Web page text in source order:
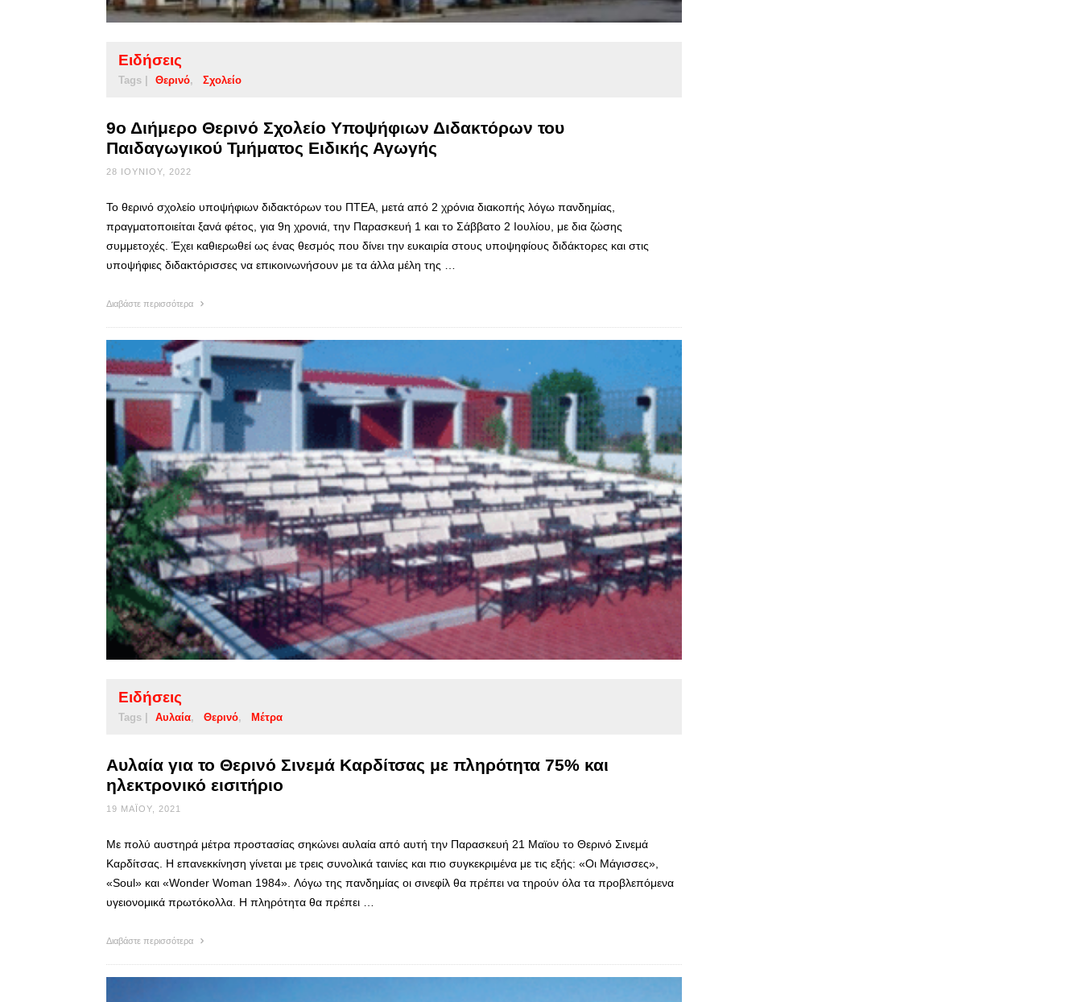
Ειδήσεις
Tags | Θερινό Σχολείο
9ο Διήμερο Θερινό Σχολείο Υποψήφιων Διδακτόρων του
Παιδαγωγικού Τμήματος Ειδικής Αγωγής
28 ΙΟΥΝΊΟΥ, 2022
Το θερινό σχολείο υποψήφιων διδακτόρων του ΠΤΕΑ, μετά από 2 χρόνια διακοπής λόγω πανδημίας,
πραγματοποιείται ξανά φέτος, για 9η χρονιά, την Παρασκευή 1 και το Σάββατο 2 Ιουλίου, με δια ζώσης
συμμετοχές. Έχει καθιερωθεί ως ένας θεσμός που δίνει την ευκαιρία στους υποψηφίους διδάκτορες και στις
υποψήφιες διδακτόρισσες να επικοινωνήσουν με τα άλλα μέλη της …
Διαβάστε περισσότερα
Ειδήσεις
Tags | Αυλαία Θερινό Μέτρα
Αυλαία για το Θερινό Σινεμά Καρδίτσας με πληρότητα 75% και
ηλεκτρονικό εισιτήριο
19 ΜΑΪ́ΟΥ, 2021
Με πολύ αυστηρά μέτρα προστασίας σηκώνει αυλαία από αυτή την Παρασκευή 21 Μαϊου το Θερινό Σινεμά
Καρδίτσας. Η επανεκκίνηση γίνεται με τρεις συνολικά ταινίες και πιο συγκεκριμένα με τις εξής: «Οι Μάγισσες»,
«Soul» και «Wonder Woman 1984». Λόγω της πανδημίας οι σινεφίλ θα πρέπει να τηρούν όλα τα προβλεπόμενα
υγειονομικά πρωτόκολλα. Η πληρότητα θα πρέπει …
Διαβάστε περισσότερα